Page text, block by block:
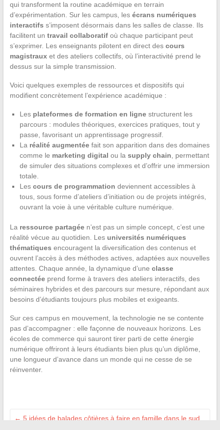
qui transforment la routine académique en terrain
d’expérimentation. Sur les campus, les écrans numériques
interactifs s’imposent désormais dans les salles de classe. Ils
facilitent un travail collaboratifoù chaque participant peut
s’exprimer. Les enseignants pilotent en direct des cours
magistrauxet des ateliers collectifs, où l’interactivité prend le
dessus sur la simple transmission.
Voici quelques exemples de ressources et dispositifs qui
modifient concrètement l’expérience académique :
Les plateformes de formation en lignestructurent les
parcours : modules théoriques, exercices pratiques, tout y
passe, favorisant un apprentissage progressif.
La réalité augmentéefait son apparition dans des domaines
comme le marketing digital ou la supply chain , permettant
de simuler des situations complexes et d’offrir une immersion
totale.
Les cours de programmation deviennent accessibles à
tous, sous forme d’ateliers d’initiation ou de projets intégrés,
ouvrant la voie à une véritable culture numérique.
La ressource partagéen’est pas un simple concept, c’est une
réalité vécue au quotidien. Les universités numériques
thématiques encouragent la diversification des contenus et
ouvrent l’accès à des méthodes actives, adaptées aux nouvelles
attentes. Chaque année, la dynamique d’une classe
connectéeprend forme à travers des ateliers interactifs, des
séminaires hybrides et des parcours sur mesure, répondant aux
besoins d’étudiants toujours plus mobiles et exigeants.
Sur ces campus en mouvement, la technologie ne se contente
pas d’accompagner : elle façonne de nouveaux horizons. Les
écoles de commerce qui sauront tirer parti de cette énergie
numérique offriront à leurs étudiants bien plus qu’un diplôme,
une longueur d’avance dans un monde qui ne cesse de se
réinventer.
← 5 idées de balades côtières à faire en famille dans le sud